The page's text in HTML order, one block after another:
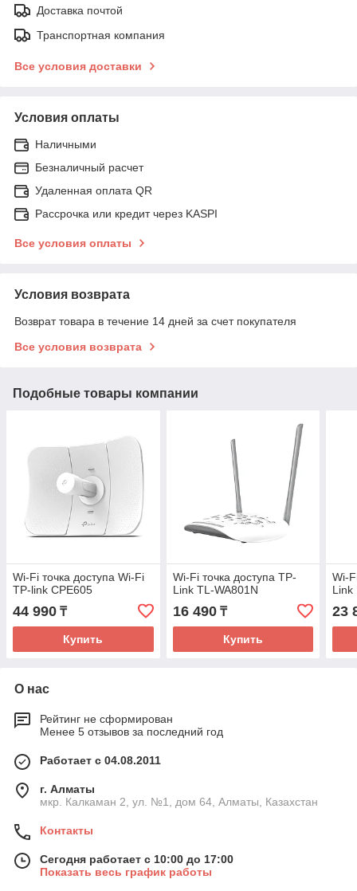
Доставка почтой
Транспортная компания
Все условия доставки
Условия оплаты
Наличными
Безналичный расчет
Удаленная оплата QR
Рассрочка или кредит через KASPI
Все условия оплаты
Условия возврата
Возврат товара в течение 14 дней за счет покупателя
Все условия возврата
Подобные товары компании
Wi-Fi точка доступа Wi-Fi
TP-link CPE605
44 990 ₸
Купить
Wi-Fi точка доступа TP-
Link TL-WA801N
16 490₸
Купить
Wi-
Link
23
О нас
Рейтинг не сформирован
Менее 5 отзывов за последний год
Работает с 04.08.2011
г. Алматы
мкр. Калкаман 2, ул. №1, дом 64, Алматы, Казахстан
Контакты
Сегодня работает с 10:00 до 17:00
Показать весь график работы